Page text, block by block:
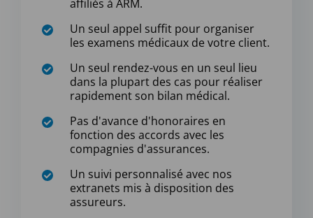
affiliés à ARM.
Un seul appel suffit pour organiser
les examens médicaux de votre client.
Un seul rendez-vous en un seul lieu
dans la plupart des cas pour réaliser
rapidement son bilan médical.
Pas d'avance d'honoraires en
fonction des accords avec les
compagnies d'assurances.
Un suivi personnalisé avec nos
extranets mis à disposition des
assureurs.